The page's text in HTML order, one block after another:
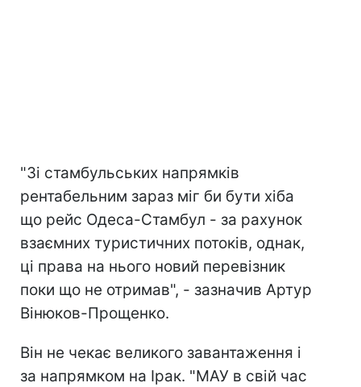
"Зі стамбульських напрямків
рентабельним зараз міг би бути хіба
що рейс Одеса-Стамбул - за рахунок
взаємних туристичних потоків, однак,
ці права на нього новий перевізник
поки що не отримав", - зазначив Артур
Вінюков-Прощенко.
Він не чекає великого завантаження і
за напрямком на Ірак. "МАУ в свій час